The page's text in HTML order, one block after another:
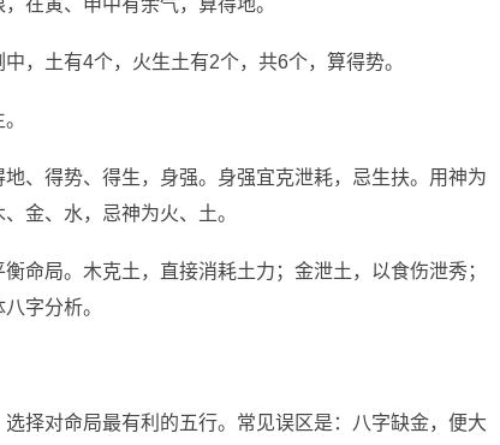
在寅、申中有余气，算得地。
，土有4个，火生土有2个，共6个，算得势。
、得势、得生，身强。身强宜克泄耗，忌生扶。用神为
金、水，忌神为火、土。
命局。木克土，直接消耗土力；金泄土，以食伤泄秀；
字分析。
择对命局最有利的五行。常见误区是：八字缺金，便大